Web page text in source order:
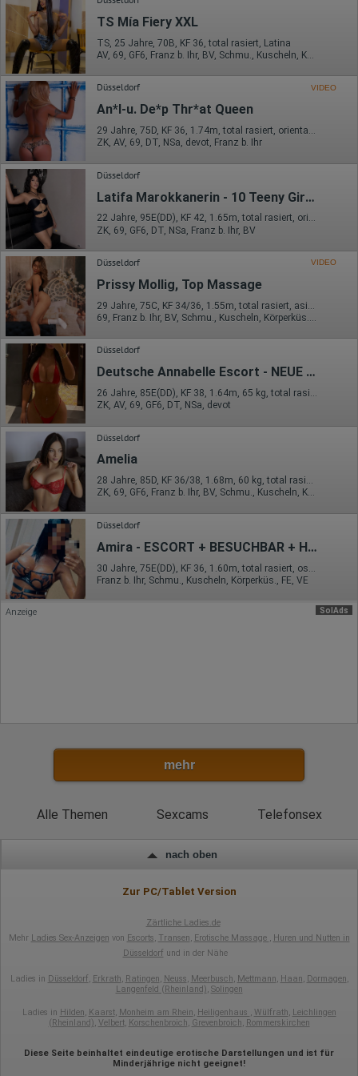
Herkunft (Land und Stadt)
Sprache
Betriebssystem
Gerät (PC, Tablet-PC oder Smartphone)
Browser und alle verwendeten Add-ons
Auflösung des Computers
Besucherquelle (Facebook, Suchmaschine oder
verweisende Webseite)
Welche Dateien wurden heruntergeladen?
Welche Videos angeschaut?
Wurden Werbebanner angeklickt?
Wohin ging der Besucher? Klickte er auf weitere Seiten des
Portals oder hat er sie komplett verlassen?
Wie lange blieb der Besucher?
Ort der Verarbeitung:
Europäische Union & USA
Hotjar
Wir nutzen Hotjar als Webanalysedient. Es wird verwendet, um
Daten über das Benutzerverhalten zu sammeln. Hotjar kann
auch im Rahmen von Umfragen und Feedbackfunktionen, die
auf unserer Website eingebunden sind, von Ihnen bereitgestellte
Informationen verarbeiten.
Herausgeber:
Hotjar Limited, Malta
Erhobene Daten:
Datum und Uhrzeit des Besuchs
Gerätetyp
Geografischer Standort
IP-Adresse
Mausbewegungen
Besuchte Seiten
Referrer URL
Bildschirmauflösung
Eindeutige Gerätekennung
Sprachinformationen
Gerätebestriebssystem
Browser-Typ
Klicks
Domain-Name
Eindeutige Benutzerkennung
Antworten auf Umfragen
Ort der Verarbeitung:
TS Mía Fiery XXL
TS, 25 Jahre, 70B, KF 36, total rasiert, Latina
AV, 69, GF6, Franz b. Ihr, BV, Schmu., Kuscheln, Körperküs.
Düsseldorf VIDEO
An*l-u. De*p Thr*at Queen
29 Jahre, 75D, KF 36, 1.74m, total rasiert, orientalisch
ZK, AV, 69, DT, NSa, devot, Franz b. Ihr
Düsseldorf
Latifa Marokkanerin - 10 Teeny Girls 18+, Night and Day
22 Jahre, 95E(DD), KF 42, 1.65m, total rasiert, orientalisch
ZK, 69, GF6, DT, NSa, Franz b. Ihr, BV
Düsseldorf VIDEO
Prissy Mollig, Top Massage
69, Franz b. Ihr, BV, Schmu., Kuscheln, Körperküs., EL, Mast.
Düsseldorf
Deutsche Annabelle Escort - NEUE NUMMER
26 Jahre, 85E(DD), KF 38, 1.64m, 65 kg, total rasiert, deutsch
ZK, AV, 69, GF6, DT, NSa, devot
Düsseldorf
Amelia
28 Jahre, 85D, KF 36/38, 1.68m, 60 kg, total rasiert, Latina
ZK, 69, GF6, Franz b. Ihr, BV, Schmu., Kuscheln, Körperküs.
Düsseldorf
Amira - ESCORT + BESUCHBAR + HAUS- UND HOTELBESUCHE
Franz b. Ihr, Schmu., Kuscheln, Körperküs., FE, VE
SolAds
Anzeige
mehr
Alle Themen Sexcams Telefonsex
nach oben
Zur PC/Tablet Version
Zärtliche Ladies.de
Mehr Ladies Sex-Anzeigen von Escorts, Transen, Erotische Massage , Huren und Nutten in
Düsseldorf und in der Nähe
Ladies in Düsseldorf Erkrath Ratingen Neuss Meerbusch Mettmann Haan Dormagen
Langenfeld (Rheinland) Solingen
Ladies in Hilden Kaarst, Monheim am Rhein Heiligenhaus Wülfrath Leichlingen
(Rheinland) Velbert, Korschenbroich Grevenbroich Rommerskirchen
Diese Seite beinhaltet eindeutige erotische Darstellungen und ist für
Minderjährige nicht geeignet!